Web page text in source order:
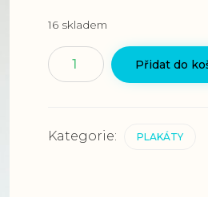
16 skladem
Plakát
"Ochota"
Přidat do
Kategorie: PLAKÁTY